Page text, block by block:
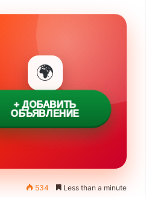
🌍
+ ДОБАВИТЬ
ОБЪЯВЛЕНИЕ
534 Less than a minute